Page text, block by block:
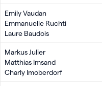
Emily Vaudan
Emmanuelle Ruchti
Laure Baudois
Markus Julier
Matthias Imsand
Charly Imoberdorf